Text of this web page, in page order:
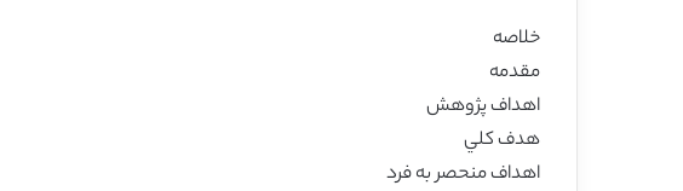
خلاصه
مقدمه
اهداف پژوهش
هدف کلي
اهداف منحصر به فرد